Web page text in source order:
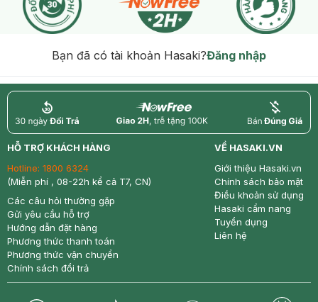
Bạn đã có tài khoản Hasaki?Đăng nhập
return nowfree price
HỖ TRỢ KHÁCH HÀNG
Hotline: 1800 6324
(Miễn phí , 08-22h kể cả T7, CN)
Các câu hỏi thường gặp
Gửi yêu cầu hỗ trợ
Hướng dẫn đặt hàng
Phương thức thanh toán
Phương thức vận chuyển
Chính sách đổi trả
VỀ HASAKI.VN
Giới thiệu Hasaki.vn
Chính sách bảo mật
Điều khoản sử dụng
Hasaki cẩm nang
Tuyển dụng
Liên hệ